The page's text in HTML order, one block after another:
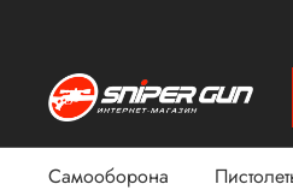
Самооборона